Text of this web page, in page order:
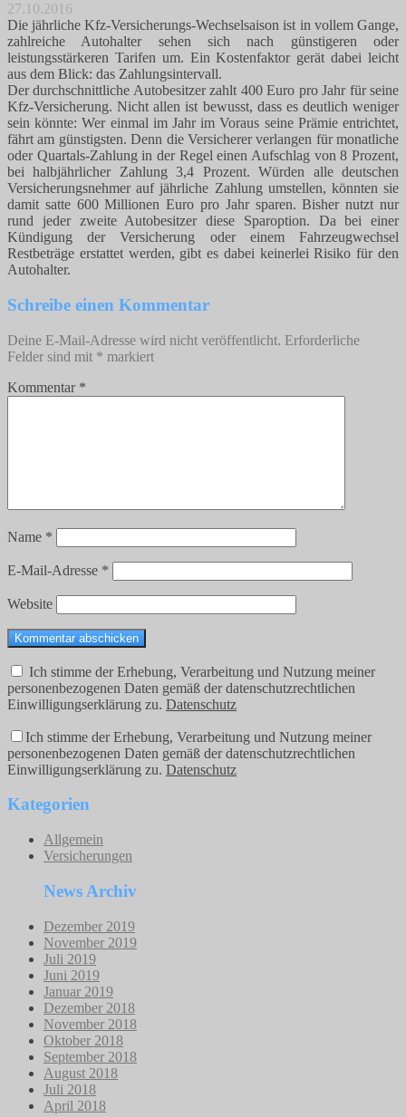
27.10.2016
Die jährliche Kfz-Versicherungs-Wechselsaison ist in vollem Gange,
zahlreiche Autohalter sehen sich nach günstigeren oder
leistungsstärkeren Tarifen um. Ein Kostenfaktor gerät dabei leicht
aus dem Blick: das Zahlungsintervall.
Der durchschnittliche Autobesitzer zahlt 400 Euro pro Jahr für seine
Kfz-Versicherung. Nicht allen ist bewusst, dass es deutlich weniger
sein könnte: Wer einmal im Jahr im Voraus seine Prämie entrichtet,
fährt am günstigsten. Denn die Versicherer verlangen für monatliche
oder Quartals-Zahlung in der Regel einen Aufschlag von 8 Prozent,
bei halbjährlicher Zahlung 3,4 Prozent. Würden alle deutschen
Versicherungsnehmer auf jährliche Zahlung umstellen, könnten sie
damit satte 600 Millionen Euro pro Jahr sparen. Bisher nutzt nur
rund jeder zweite Autobesitzer diese Sparoption. Da bei einer
Kündigung der Versicherung oder einem Fahrzeugwechsel
Restbeträge erstattet werden, gibt es dabei keinerlei Risiko für den
Autohalter.
Schreibe einen Kommentar
Deine E-Mail-Adresse wird nicht veröffentlicht. Erforderliche
Felder sind mit * markiert
Kommentar *
Name *
E-Mail-Adresse *
Website
Ich stimme der Erhebung, Verarbeitung und Nutzung meiner
personenbezogenen Daten gemäß der datenschutzrechtlichen
Einwilligungserklärung zu. Datenschutz
Ich stimme der Erhebung, Verarbeitung und Nutzung meiner
personenbezogenen Daten gemäß der datenschutzrechtlichen
Einwilligungserklärung zu. Datenschutz
Kategorien
Allgemein
Versicherungen
News Archiv
Dezember 2019
November 2019
Juli 2019
Juni 2019
Januar 2019
Dezember 2018
November 2018
Oktober 2018
September 2018
August 2018
Juli 2018
April 2018